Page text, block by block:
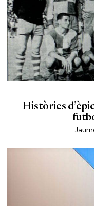
Històries